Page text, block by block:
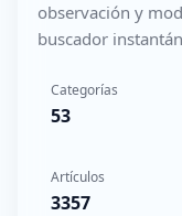
observación y
buscador
Categorías
53
Artículos
3357